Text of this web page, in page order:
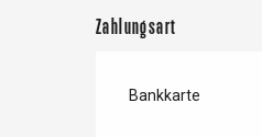
Zahlungsart
Bankkarte